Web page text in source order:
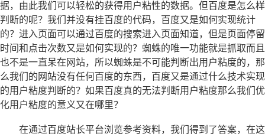
据，由此我们可以轻松的获得用户粘性的数据。但百度是怎么样
判断的呢？我们并没有挂百度的代码，百度又是如何实现统计
的？进入页面可以通过百度的搜索进入页面知道，但是页面停留
时间和点击次数又是如何实现的？蜘蛛的唯一功能就是抓取而且
也不是一直呆在网站，所以蜘蛛是不可能判断出用户粘度的，那
么我们的网站没有任何百度的东西，百度又是通过什么技术实现
的用户粘度判断的？如果百度真的无法判断用户粘度那么我们优
化用户粘度的意义又在哪里？
在通过百度站长平台浏览参考资料，我们得到了答案，在这